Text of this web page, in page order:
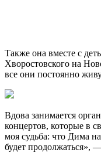
Также она вместе с
Хворостовского на
все они постоянно
Вдова занимается
концертов, которые в
моя судьба: что Дима
будет продолжаться»,